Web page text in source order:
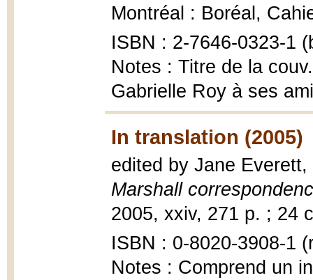
Montréal : Boréal,
ISBN : 2-7646-0323-1
Notes : Titre de la
Gabrielle Roy à ses
In translation (2005)
edited by Jane Everett,
Marshall
2005, xxiv, 271 p. ; 24
ISBN : 0-8020-3908-1
Notes : Comprend un